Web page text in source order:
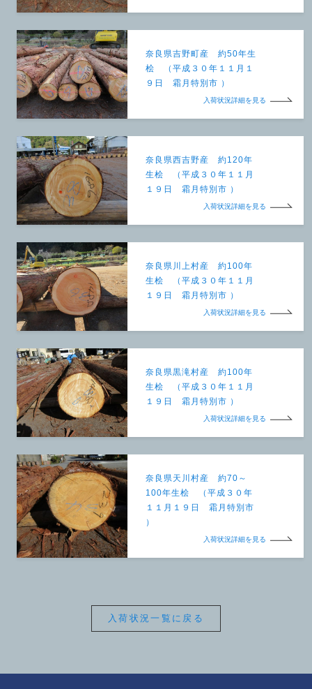
奈良県吉野町産 約50年生
桧 （平成３０年１１月１
９日 霜月特別市 ）
入荷状況詳細を見る
奈良県西吉野産 約120年
生桧 （平成３０年１１月
１９日 霜月特別市 ）
入荷状況詳細を見る
奈良県川上村産 約100年
生桧 （平成３０年１１月
１９日 霜月特別市 ）
入荷状況詳細を見る
奈良県黒滝村産 約100年
生桧 （平成３０年１１月
１９日 霜月特別市 ）
入荷状況詳細を見る
奈良県天川村産 約70～
100年生桧 （平成３０年
１１月１９日 霜月特別市
）
入荷状況詳細を見る
入荷状況一覧に戻る